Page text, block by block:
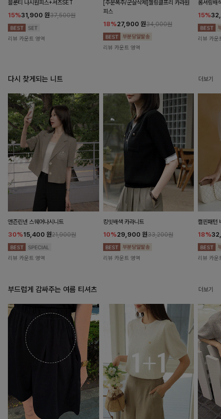
블룬티 나시원피스+셔츠SET
15%31,900 원37,500원
리뷰 카운트 영역
[주문폭주/군살삭제]젤링클프리 카라원
피스
18%27,900 원34,000원
리뷰 카운트 영역
롬셔링배
15%
리뷰 카운
다시 찾게되는 니트 더보기
앤즌린넨 스퀘어나시니트
30%15,400 원21,900원
리뷰 카운트 영역
킹밋배색 카라니트
10%29,900 원33,200원
리뷰 카운트 영역
캘핀패턴
18%
리뷰 카운
부드럽게 감싸주는 여름 티셔츠 더보기